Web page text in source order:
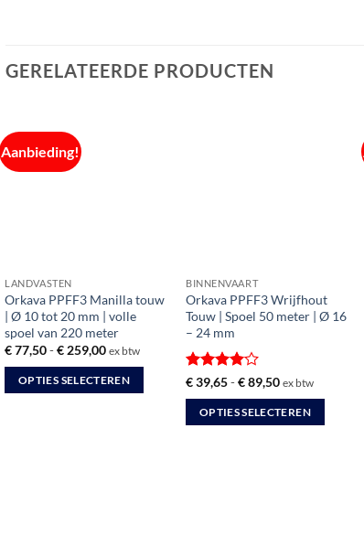
GERELATEERDE PRODUCTEN
Aanbieding!
LANDVASTEN
Orkava PPFF3 Manilla touw
| Ø 10 tot 20 mm | volle
spoel van 220 meter
€77,50-€ 259,00Prijsklasse:
tot
€ 259,00
ex btw
OPTIES SELECTEREN
BINNENVAART
Orkava PPFF3 Wrijfhout
Touw | Spoel 50 meter | Ø 16
– 24 mm
Gewaardeerd
€39,65-€89,50Prijsklasse:
tot
€ 89,50
ex btw
OPTIES SELECTEREN